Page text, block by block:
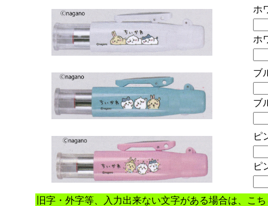
ホ
ホ
ブ
ブ
ピ
ピ
旧字・外字等、入力出来ない文字がある場合は、こ